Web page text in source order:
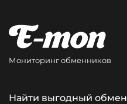
Мониторинг обменников
Найти выгодный обмен